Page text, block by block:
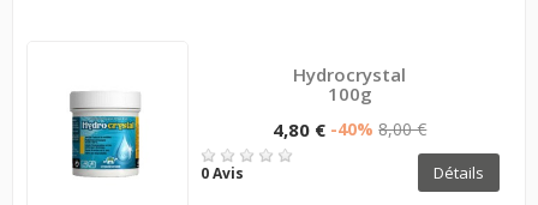
Hydrocrystal
100g
4,80 € -40% 8,00 €
0 Avis Détails